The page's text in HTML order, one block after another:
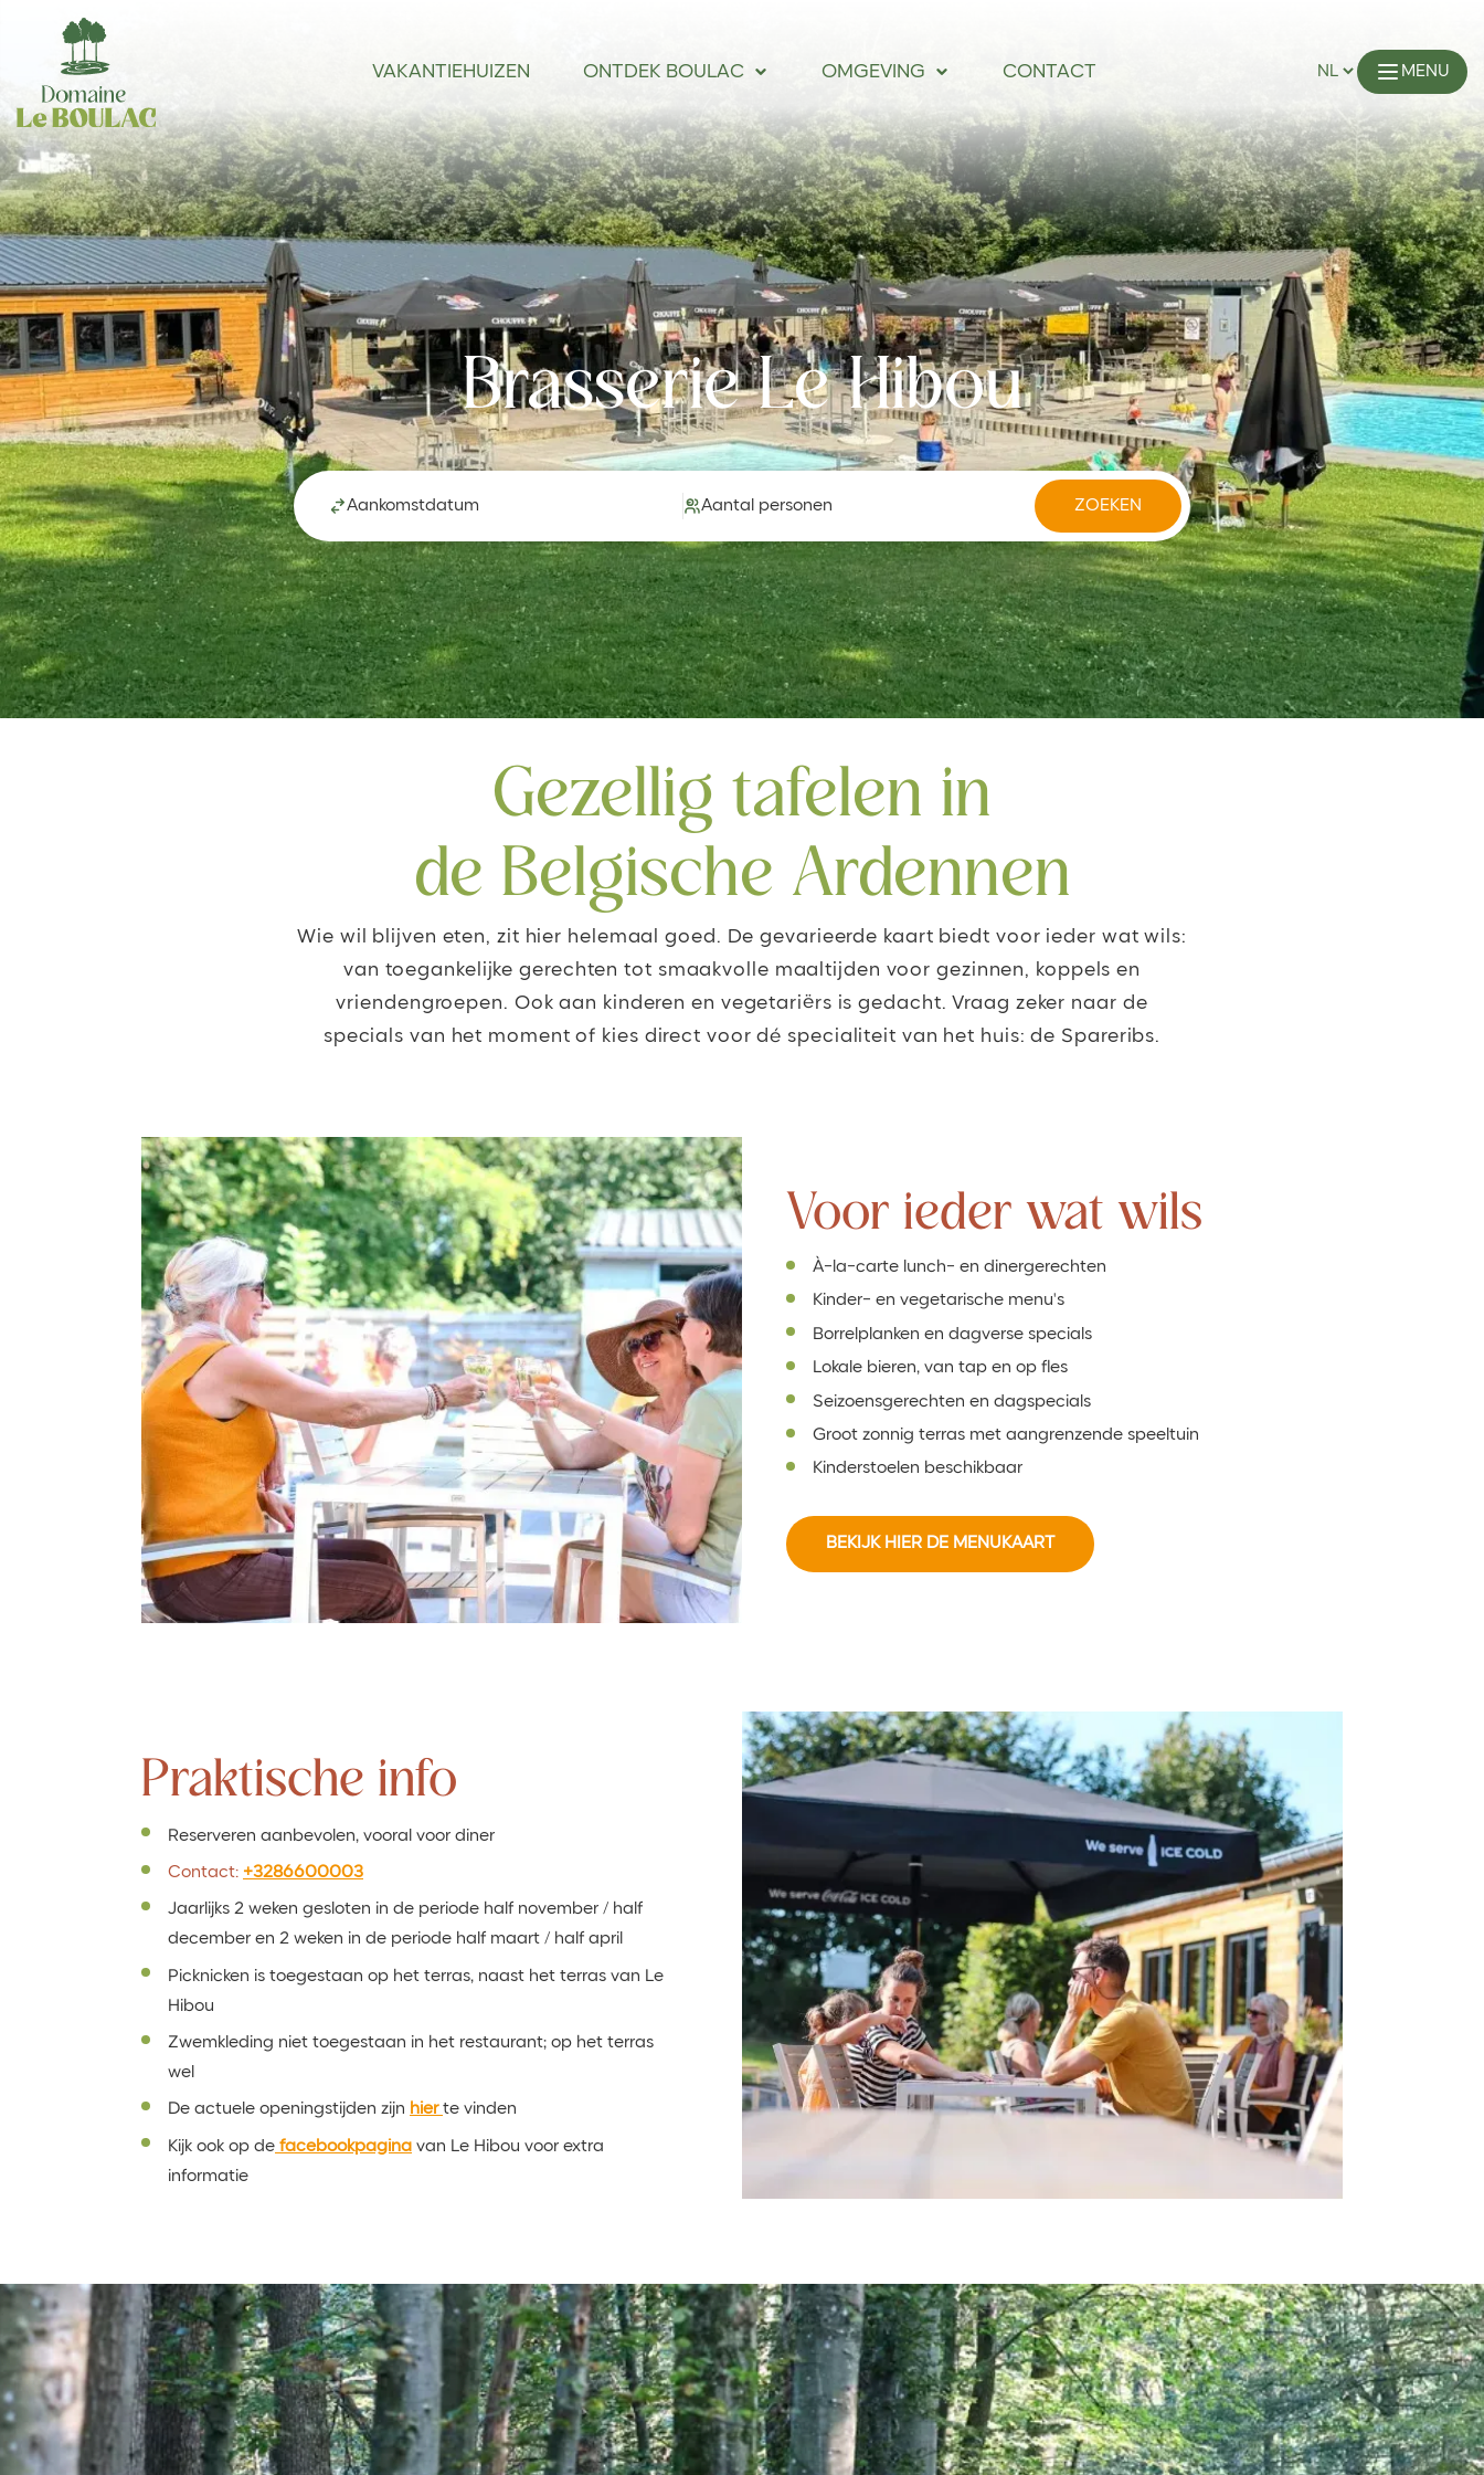
VAKANTIEHUIZEN ONTDEK BOULAC OMGEVING CONTACT MENU
Brasserie Le Hibou
Aankomstdatum Aantal personen
Gezellig tafelen in
de Belgische Ardennen
Wie wil blijven eten, zit hier helemaal goed. De gevarieerde kaart biedt voor ieder wat wils:
van toegankelijke gerechten tot smaakvolle maaltijden voor gezinnen, koppels en
vriendengroepen. Ook aan kinderen en vegetariërs is gedacht. Vraag zeker naar de
specials van het moment of kies direct voor dé specialiteit van het huis: de Spareribs.
Voor ieder wat wils
À-la-carte lunch- en dinergerechten
Kinder- en vegetarische menu's
Borrelplanken en dagverse specials
Lokale bieren, van tap en op fles
Seizoensgerechten en dagspecials
Groot zonnig terras met aangrenzende speeltuin
Kinderstoelen beschikbaar
BEKIJK HIER DE MENUKAART
Praktische info
Reserveren aanbevolen, vooral voor diner
Contact: +3286600003
Jaarlijks 2 weken gesloten in de periode half november / half
december en 2 weken in de periode half maart / half april
Picknicken is toegestaan op het terras, naast het terras van Le
Hibou
Zwemkleding niet toegestaan in het restaurant; op het terras
wel
De actuele openingstijden zijn hierte vinden
Kijk ook op de facebookpagina van Le Hibou voor extra
informatie